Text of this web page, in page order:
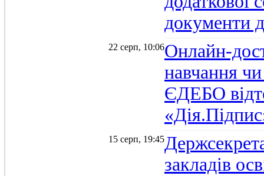
документи
22 серп, 10:06Онлайн-
навчання
ЄДЕБО
15 серп, 19:45
закладів